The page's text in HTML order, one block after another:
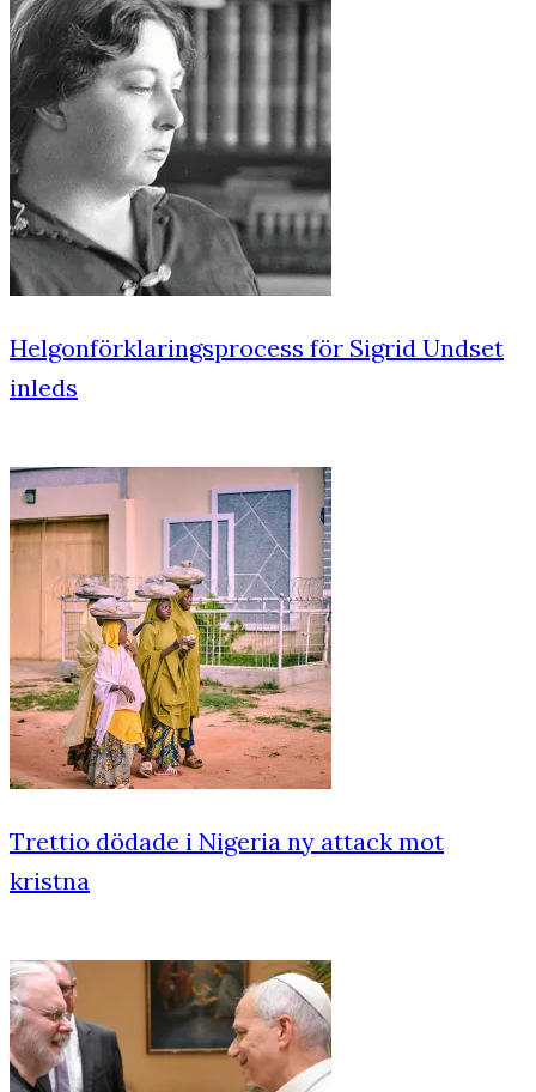
Helgonförklaringsprocess för Sigrid Undset
inleds
Trettio dödade i Nigeria ny attack mot
kristna